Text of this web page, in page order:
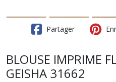
Partager
BLOUSE IMPRIME
GEISHA 31662